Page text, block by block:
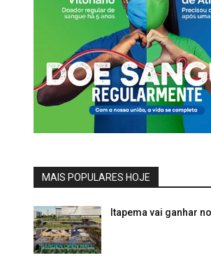
MAIS POPULARES HOJE
Itapema vai ganhar